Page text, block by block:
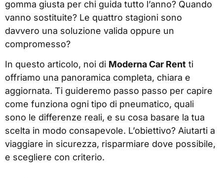
gomma giusta per chi guida tutto l’anno? Quando
vanno sostituite? Le quattro stagioni sono
davvero una soluzione valida oppure un
compromesso?
In questo articolo, noi di Moderna Car Rent ti
offriamo una panoramica completa, chiara e
aggiornata. Ti guideremo passo passo per capire
come funziona ogni tipo di pneumatico, quali
sono le differenze reali, e su cosa basare la tua
scelta in modo consapevole. L’obiettivo? Aiutarti a
viaggiare in sicurezza, risparmiare dove possibile,
e scegliere con criterio.